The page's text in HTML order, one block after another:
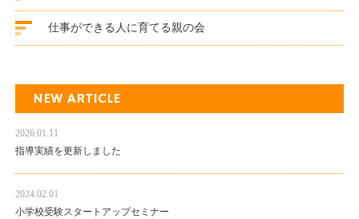
仕事ができる人に育てる親の会
NEW ARTICLE
2026.01.11
指導実績を更新しました
2024.02.01
小学校受験スタートアップセミナー